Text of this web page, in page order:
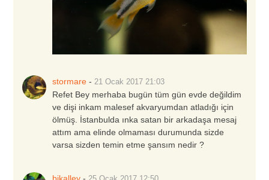
stormare -21 Ocak 2017 21:03
Refet Bey merhaba bugün tüm gün evde değildim
ve dişi inkam malesef akvaryumdan atladığı için
ölmüş. İstanbulda ınka satan bir arkadaşa mesaj
attım ama elinde olmaması durumunda sizde
varsa sizden temin etme şansım nedir ?